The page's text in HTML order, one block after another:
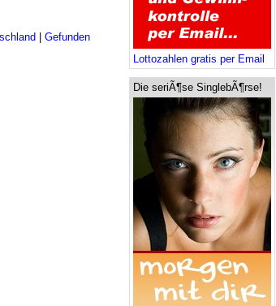
Gefunden
Lottozahlen gratis per Email
Die seriÃ¶se SinglebÃ¶rse!